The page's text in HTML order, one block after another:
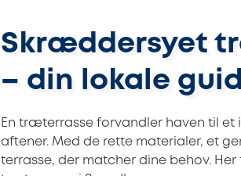
Skræddersyet
– din lokale
En træterrasse forvandler haven til
aftener. Med de rette materialer, et
terrasse, der matcher dine behov.